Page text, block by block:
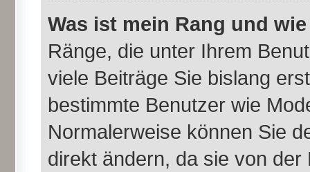
Was ist mein Rang und
Ränge, die unter Ihrem
viele Beiträge Sie bislang
bestimmte Benutzer wie
Normalerweise können Sie
direkt ändern, da sie von